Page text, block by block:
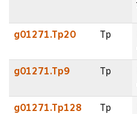
g01271.Tp20 Tp
g01271.Tp9 Tp
g01271.Tp128 Tp